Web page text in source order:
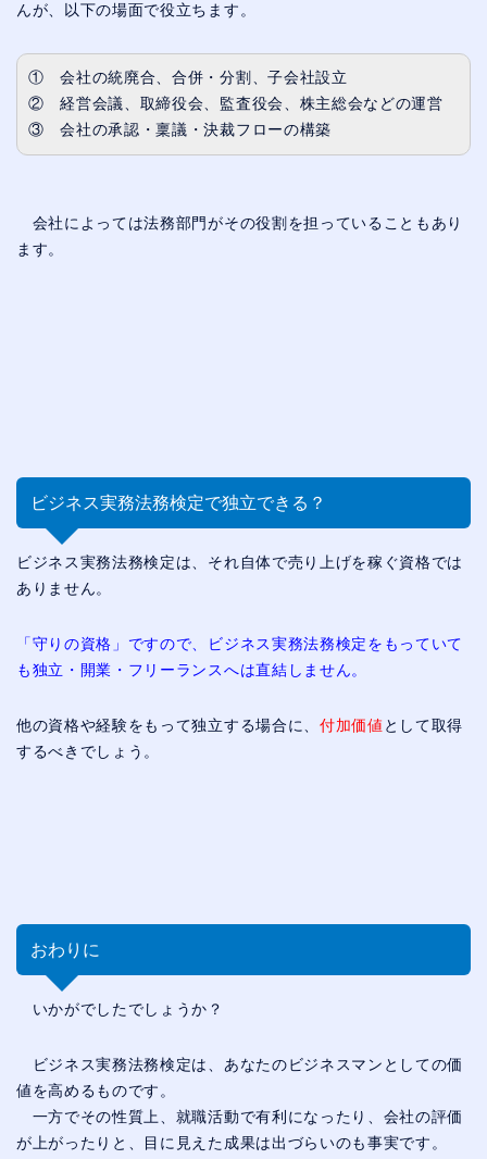
んが、以下の場面で役立ちます。
① 会社の統廃合、合併・分割、子会社設立
② 経営会議、取締役会、監査役会、株主総会などの運営
③ 会社の承認・稟議・決裁フローの構築
会社によっては法務部門がその役割を担っていることもあり
ます。
ビジネス実務法務検定で独立できる？
ビジネス実務法務検定は、それ自体で売り上げを稼ぐ資格では
ありません。
「守りの資格」ですので、ビジネス実務法務検定をもっていて
も独立・開業・フリーランスへは直結しません。
他の資格や経験をもって独立する場合に、 付加価値 として取得
するべきでしょう。
おわりに
いかがでしたでしょうか？
ビジネス実務法務検定は、あなたのビジネスマンとしての価
値を高めるものです。
一方でその性質上、就職活動で有利になったり、会社の評価
が上がったりと、目に見えた成果は出づらいのも事実です。